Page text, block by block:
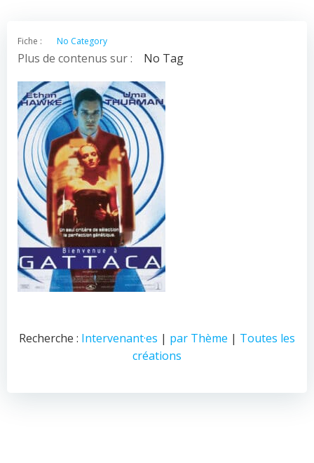
Fiche : No Category
Plus de contenus sur : No Tag
Recherche : Intervenant·es | par Thème | Toutes les
créations